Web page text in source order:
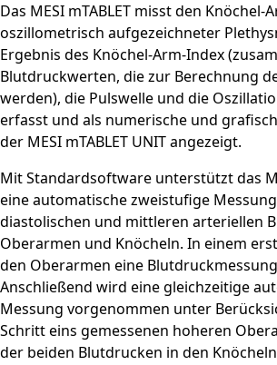
Das MESI mTABLET misst den
oszillometrisch aufgezeichneter
Ergebnis des Knöchel-Arm-Index
Blutdruckwerten, die zur Berechnung
werden), die Pulswelle und die
erfasst und als numerische und
der MESI mTABLET UNIT angezeigt.
Mit Standardsoftware unterstützt das
eine automatische zweistufige
diastolischen und mittleren arteriellen
Oberarmen und Knöcheln. In einem
den Oberarmen eine
Anschließend wird eine gleichzeitige
Messung vorgenommen unter
Schritt eins gemessenen hoheren
der beiden Blutdrucken in den